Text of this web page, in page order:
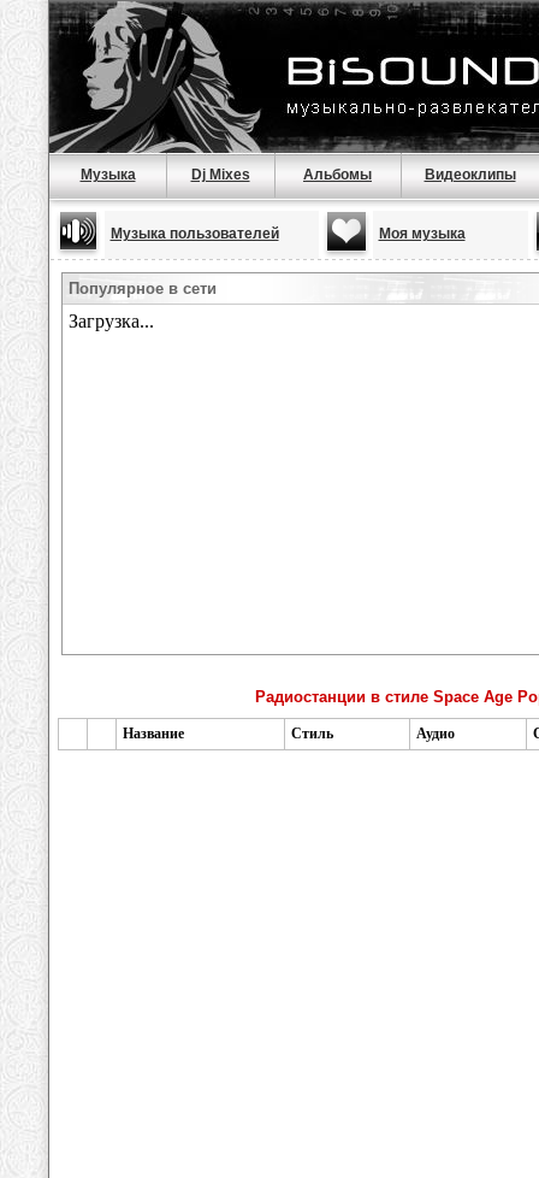
Музыка Dj Mixes Альбомы Видеоклипы
Музыка пользователей Моя музыка
Популярное в сети
Радиостанции в стиле Space Age
Название Стиль Аудио